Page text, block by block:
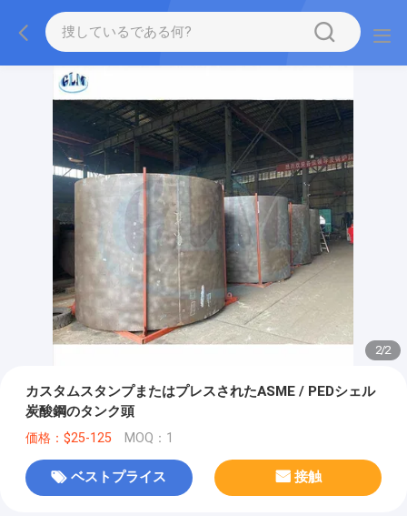
2/2
カスタムスタンプまたはプレスされたASME / PEDシェル
炭酸鋼のタンク頭
価格：$25-125 MOQ：1
ベストプライス 接触